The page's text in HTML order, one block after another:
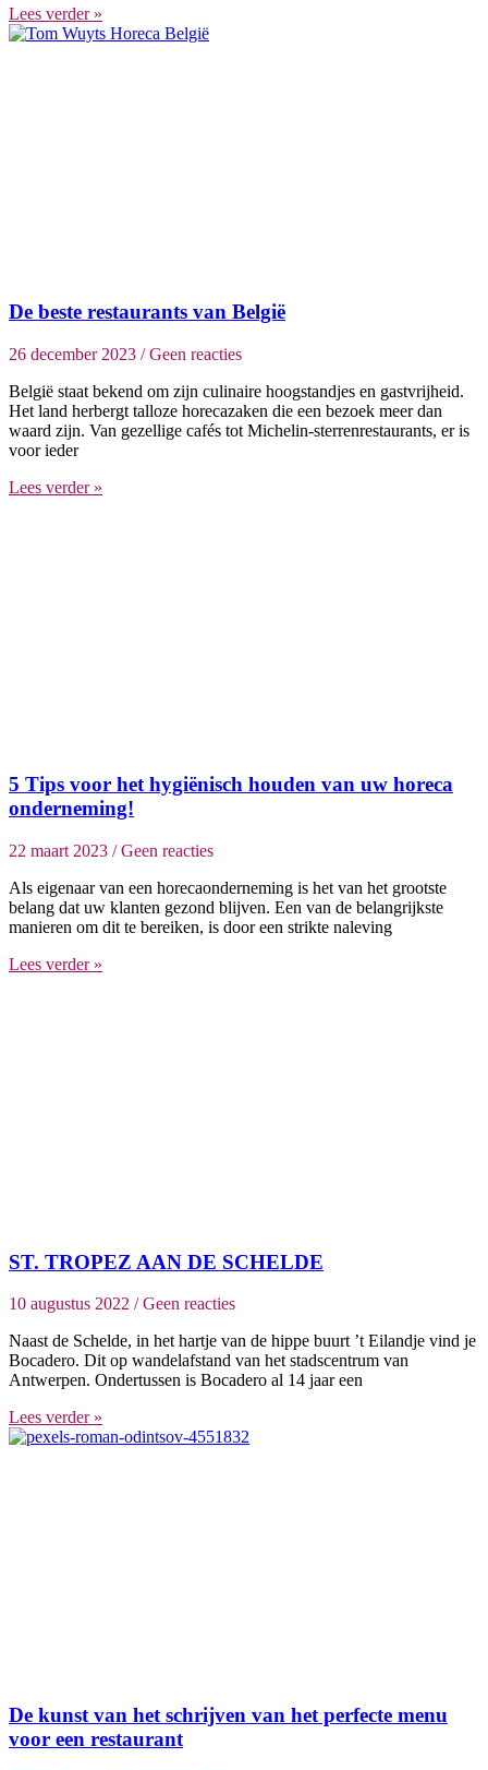
Lees verder »
De beste restaurants van België
26 december 2023 Geen reacties
België staat bekend om zijn culinaire hoogstandjes en gastvrijheid.
Het land herbergt talloze horecazaken die een bezoek meer dan
waard zijn. Van gezellige cafés tot Michelin-sterrenrestaurants, er is
voor ieder
Lees verder »
5 Tips voor het hygiënisch houden van uw horeca
onderneming!
22 maart 2023 Geen reacties
Als eigenaar van een horecaonderneming is het van het grootste
belang dat uw klanten gezond blijven. Een van de belangrijkste
manieren om dit te bereiken, is door een strikte naleving
Lees verder »
ST. TROPEZ AAN DE SCHELDE
10 augustus 2022 Geen reacties
Naast de Schelde, in het hartje van de hippe buurt ’t Eilandje vind je
Bocadero. Dit op wandelafstand van het stadscentrum van
Antwerpen. Ondertussen is Bocadero al 14 jaar een
Lees verder »
De kunst van het schrijven van het perfecte menu
voor een restaurant